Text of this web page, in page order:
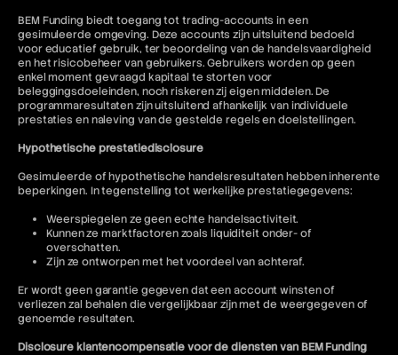
BEM Funding biedt toegang tot trading-accounts in een
gesimuleerde omgeving. Deze accounts zijn uitsluitend bedoeld
voor educatief gebruik, ter beoordeling van de handelsvaardigheid
en het risicobeheer van gebruikers. Gebruikers worden op geen
enkel moment gevraagd kapitaal te storten voor
beleggingsdoeleinden, noch riskeren zij eigen middelen. De
programmaresultaten zijn uitsluitend afhankelijk van individuele
prestaties en naleving van de gestelde regels en doelstellingen.
Hypothetische prestatiedisclosure
Gesimuleerde of hypothetische handelsresultaten hebben inherente
beperkingen. In tegenstelling tot werkelijke prestatiegegevens:
Weerspiegelen ze geen echte handelsactiviteit.
Kunnen ze marktfactoren zoals liquiditeit onder- of
overschatten.
Zijn ze ontworpen met het voordeel van achteraf.
Er wordt geen garantie gegeven dat een account winsten of
verliezen zal behalen die vergelijkbaar zijn met de weergegeven of
genoemde resultaten.
Disclosure klantencompensatie voor de diensten van BEM Funding